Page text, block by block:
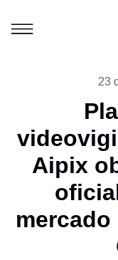
23
Aipix
mercado